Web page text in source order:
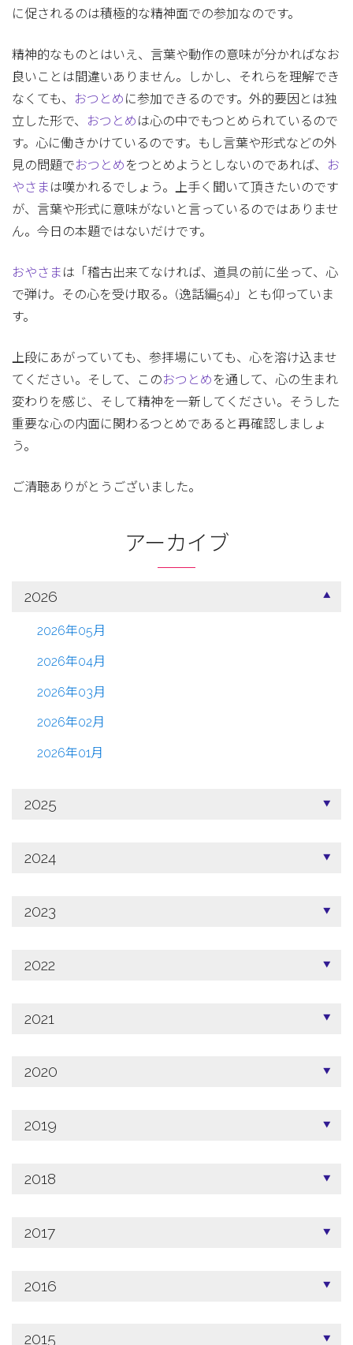
に促されるのは積極的な精神面での参加なのです。
精神的なものとはいえ、言葉や動作の意味が分かればなお
良いことは間違いありません。しかし、それらを理解でき
なくても、
おつとめ に参加できるのです。外的要因とは独
立した形で、
おつとめ は心の中でもつとめられているので
す。心に働きかけているのです。もし言葉や形式などの外
見の問題でおつとめ をつとめようとしないのであれば、
お
やさま は嘆かれるでしょう。上手く聞いて頂きたいのです
が、言葉や形式に意味がないと言っているのではありませ
ん。今日の本題ではないだけです。
おやさま は「稽古出来てなければ、道具の前に坐って、心
で弾け。その心を受け取る。(逸話編54)」とも仰っていま
す。
上段にあがっていても、参拝場にいても、心を溶け込ませ
てください。そして、このおつとめ を通して、心の生まれ
変わりを感じ、そして精神を一新してください。そうした
重要な心の内面に関わるつとめであると再確認しましょ
う。
ご清聴ありがとうございました。
アーカイブ
2026
2026年05月
2026年04月
2026年03月
2026年02月
2026年01月
2025
2024
2023
2022
2021
2020
2019
2018
2017
2016
2015